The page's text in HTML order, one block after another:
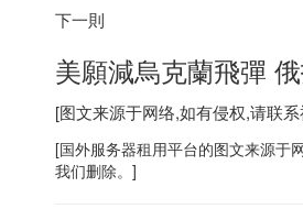
下一則
美願減烏克蘭飛彈
[图文来源于网络,如有侵权,请联系
[国外服务器租用平台的图文来源于
我们删除。]